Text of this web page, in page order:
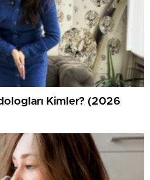
Kimler? (2026